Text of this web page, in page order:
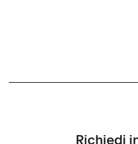
Richiedi